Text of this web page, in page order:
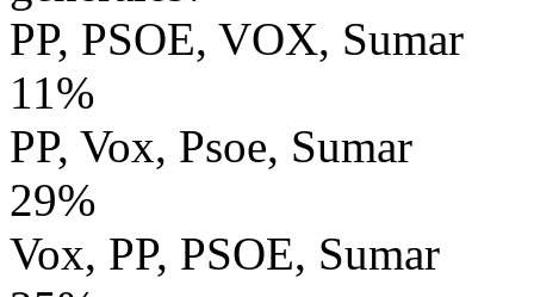
PP, PSOE, VOX, Sumar
11%
PP, Vox, Psoe, Sumar
29%
Vox, PP, PSOE, Sumar